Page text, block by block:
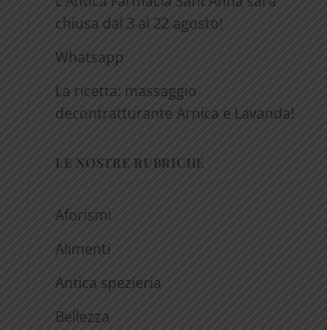
chiusa dal 3 al 22 agosto!
Whatsapp
La ricetta: massaggio
decontratturante Arnica e Lavanda!
LE NOSTRE RUBRICHE
Aforismi
Alimenti
Antica spezieria
Bellezza